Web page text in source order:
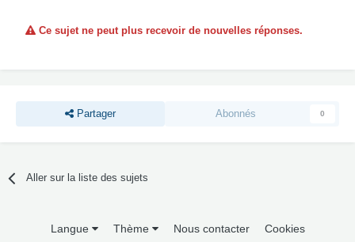
Ce sujet ne peut plus recevoir de nouvelles réponses.
Partager Abonnés 0
Aller sur la liste des sujets
Langue Thème Nous contacter Cookies